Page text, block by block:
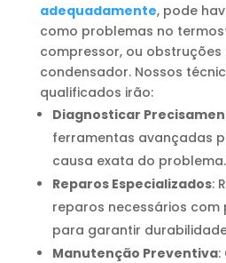
adequadamente, pode
como problemas no
compressor, ou
condensador. Nossos
qualificados irão:
Diagnosticar
ferramentas avançadas
causa exata do problema.
Reparos Especializados:
reparos necessários com
para garantir
Manutenção Preventiva: